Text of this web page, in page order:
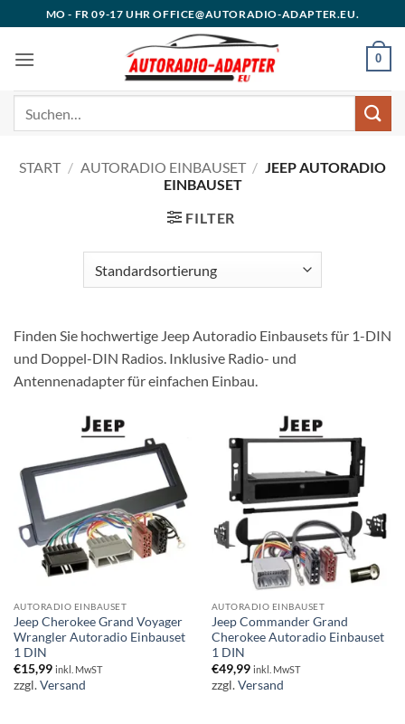
Inhalt
springen
MO - FR 09-17 UHR OFFICE@AUTORADIO-ADAPTER.EU.
0
START / AUTORADIO EINBAUSET / JEEP AUTORADIO
EINBAUSET
FILTER
Finden Sie hochwertige Jeep Autoradio Einbausets für 1-DIN
und Doppel-DIN Radios. Inklusive Radio- und
Antennenadapter für einfachen Einbau.
AUTORADIO EINBAUSET
Jeep Cherokee Grand Voyager
Wrangler Autoradio Einbauset
1 DIN
€15,99 inkl. MwST
zzgl.Versand
AUTORADIO EINBAUSET
Jeep Commander Grand
Cherokee Autoradio Einbauset
1 DIN
€49,99 inkl. MwST
zzgl.Versand